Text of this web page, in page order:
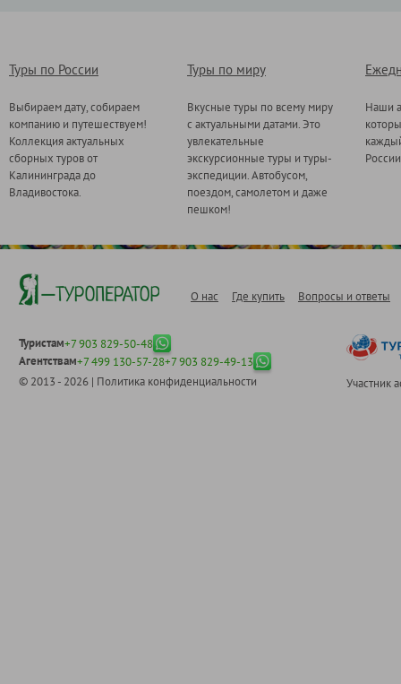
Туры по России
Выбираем дату, собираем
компанию и путешествуем!
Коллекция актуальных
сборных туров от
Калининграда до
Владивостока.
Туры по миру
Вкусные туры по всему миру
с актуальными датами. Это
увлекательные
экскурсионные туры и туры-
экспедиции. Автобусом,
поездом, самолетом и даже
пешком!
Наши
О нас Где купить Вопросы и ответы
Туристам+7 903 829-50-48
Агентствам+7 499 130-57-28+7 903 829-49-13
© 2013 - 2026 | Политика конфиденциальности Участник